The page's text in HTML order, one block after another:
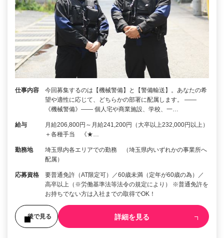
仕事内容
今回募集するのは【機械警備】と【警備輸送】。あなたの希
望や適性に応じて、どちらかの部署に配属します。 ――
《機械警備》―― 個人宅や商業施設、学校、一…
給与
月給206,800円～月給241,200円（大卒以上232,000円以上）
＋各種手当 《★…
勤務地
埼玉県内各エリアでの勤務 （埼玉県内いずれかの事業所へ
配属）
応募資格
要普通免許（AT限定可）／60歳未満（定年が60歳の為）／
高卒以上（※労働基準法等法令の規定により） ※普通免許を
お持ちでない方は入社までの取得でOK！
後で見る 詳細を見る